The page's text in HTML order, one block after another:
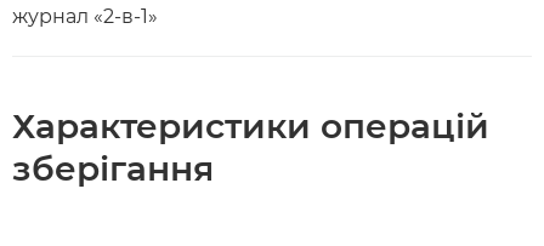
журнал «2-в-1»
Характеристики операцій
зберігання